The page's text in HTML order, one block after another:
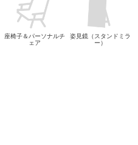
座椅子＆パーソナルチ
ェア
姿見鏡（スタンドミラ
ー）